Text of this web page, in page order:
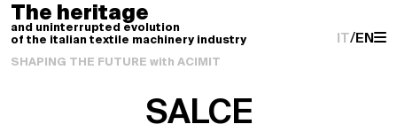
The heritage
and uninterrupted evolution
of the italian textile machinery industry
SHAPING THE FUTURE with ACIMIT
IT/ EN
SALCE